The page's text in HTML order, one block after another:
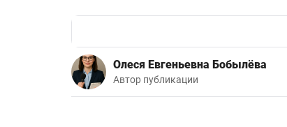
Олеся Евгеньевна Бобылёва
Автор публикации